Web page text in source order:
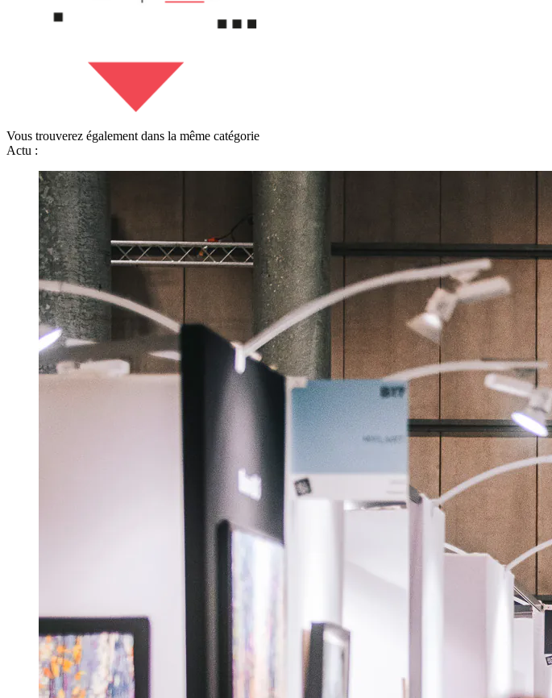
Vous trouverez également dans la même catégorie
Actu :